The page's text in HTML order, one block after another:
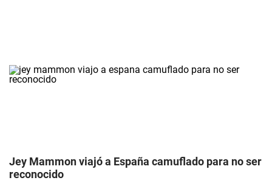
Jey Mammon viajó a España camuflado para no ser
reconocido